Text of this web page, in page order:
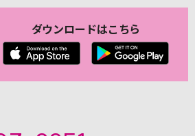
ダウンロードはこちら